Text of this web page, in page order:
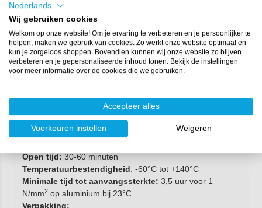
Keramiek.
Hout.
Technische eigenschappen
Kleur:grijs
19 N/mm2
Afpelsterkte:3 N/mm
Viscositeit:thixotroop
Open tijd: 30-60 minuten
Temperatuurbestendigheid: -60°C tot +140°C
Minimale tijd tot aanvangssterkte: 3,5 uur voor 1
N/mm2op aluminium bij 23°C
Verpakking:
Nederlands
Wij gebruiken cookies
Welkom op onze website! Om je ervaring te verbeteren en je persoonlijker te
helpen, maken we gebruik van cookies. Zo werkt onze website optimaal en
kun je zorgeloos shoppen. Bovendien kunnen wij onze website zo blijven
verbeteren en je gepersonaliseerde inhoud tonen. Bekijk de instellingen
voor meer informatie over de cookies die we gebruiken.
Accepteer alles
Voorkeuren instellen Weigeren